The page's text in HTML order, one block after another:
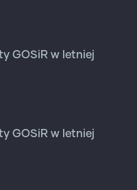
GOSiR w letniej
GOSiR w letniej